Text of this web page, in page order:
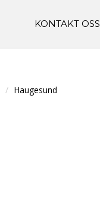
KONTAKT OSS
Haugesund